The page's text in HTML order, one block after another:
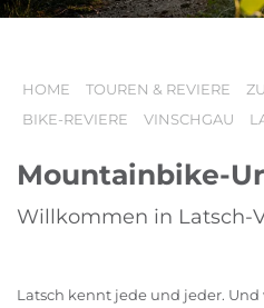
SÜDTIROL & WIR
HOME TOUREN & REVIERE
BIKE-REVIERE
VINSCHGAU
Mountainbike-
Willkommen in Latsch-
Latsch kennt jede und jeder.